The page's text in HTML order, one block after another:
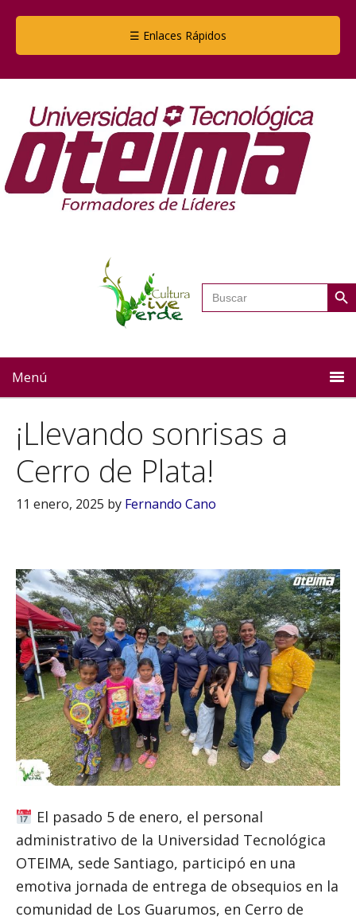
☰ Enlaces Rápidos
Buscar: Botón
Menú
¡Llevando sonrisas a
Cerro de Plata!
11 enero, 2025 by Fernando Cano
El pasado 5 de enero, el personal
administrativo de la Universidad Tecnológica
OTEIMA, sede Santiago, participó en una
emotiva jornada de entrega de obsequios en la
comunidad de Los Guarumos, en Cerro de